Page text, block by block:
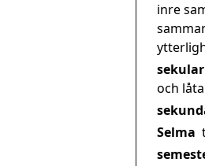
inre
och
Selma